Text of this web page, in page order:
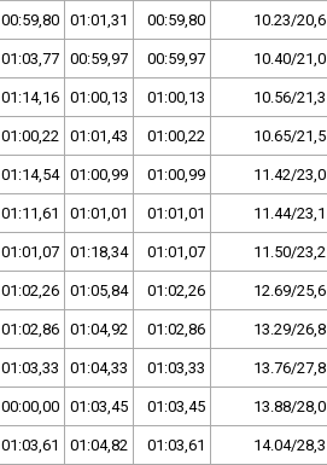
00:59,80 01:01,31 00:59,80 10.23/20,6
01:03,77 00:59,97 00:59,97 10.40/21,0
01:14,16 01:00,13 01:00,13 10.56/21,3
01:00,22 01:01,43 01:00,22 10.65/21,5
01:14,54 01:00,99 01:00,99 11.42/23,0
01:11,61 01:01,01 01:01,01 11.44/23,1
01:01,07 01:18,34 01:01,07 11.50/23,2
01:02,26 01:05,84 01:02,26 12.69/25,6
01:02,86 01:04,92 01:02,86 13.29/26,8
01:03,33 01:04,33 01:03,33 13.76/27,8
00:00,00 01:03,45 01:03,45 13.88/28,0
01:03,61 01:04,82 01:03,61 14.04/28,3